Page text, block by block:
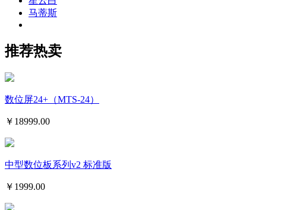
马蒂斯
推荐热卖
数位屏24+（MTS-24）
￥ 18999.00
中型数位板系列v2 标准版
￥ 1999.00